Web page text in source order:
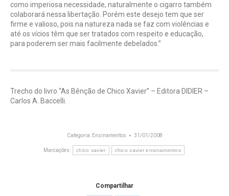
como imperiosa necessidade, naturalmente o cigarro também
colaborará nessa libertação. Porém este desejo tem que ser
firme e valioso, pois na natureza nada se faz com violências e
até os vícios têm que ser tratados com respeito e educação,
para poderem ser mais facilmente debelados.”
Trecho do livro “As Bênção de Chico Xavier” – Editora DIDIER –
Carlos A. Baccelli.
Categoria: Ensinamentos 31/01/2008
Marcações: chico xavier chico xavier ensinamentos
Compartilhar